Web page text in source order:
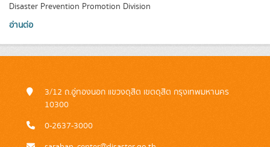
Disaster Prevention Promotion Division
อ่านต่อ
3/12 ถ.อู่ทองนอก แขวงดุสิต เขตดุสิต กรุงเทพมหานคร
10300
0-2637-3000